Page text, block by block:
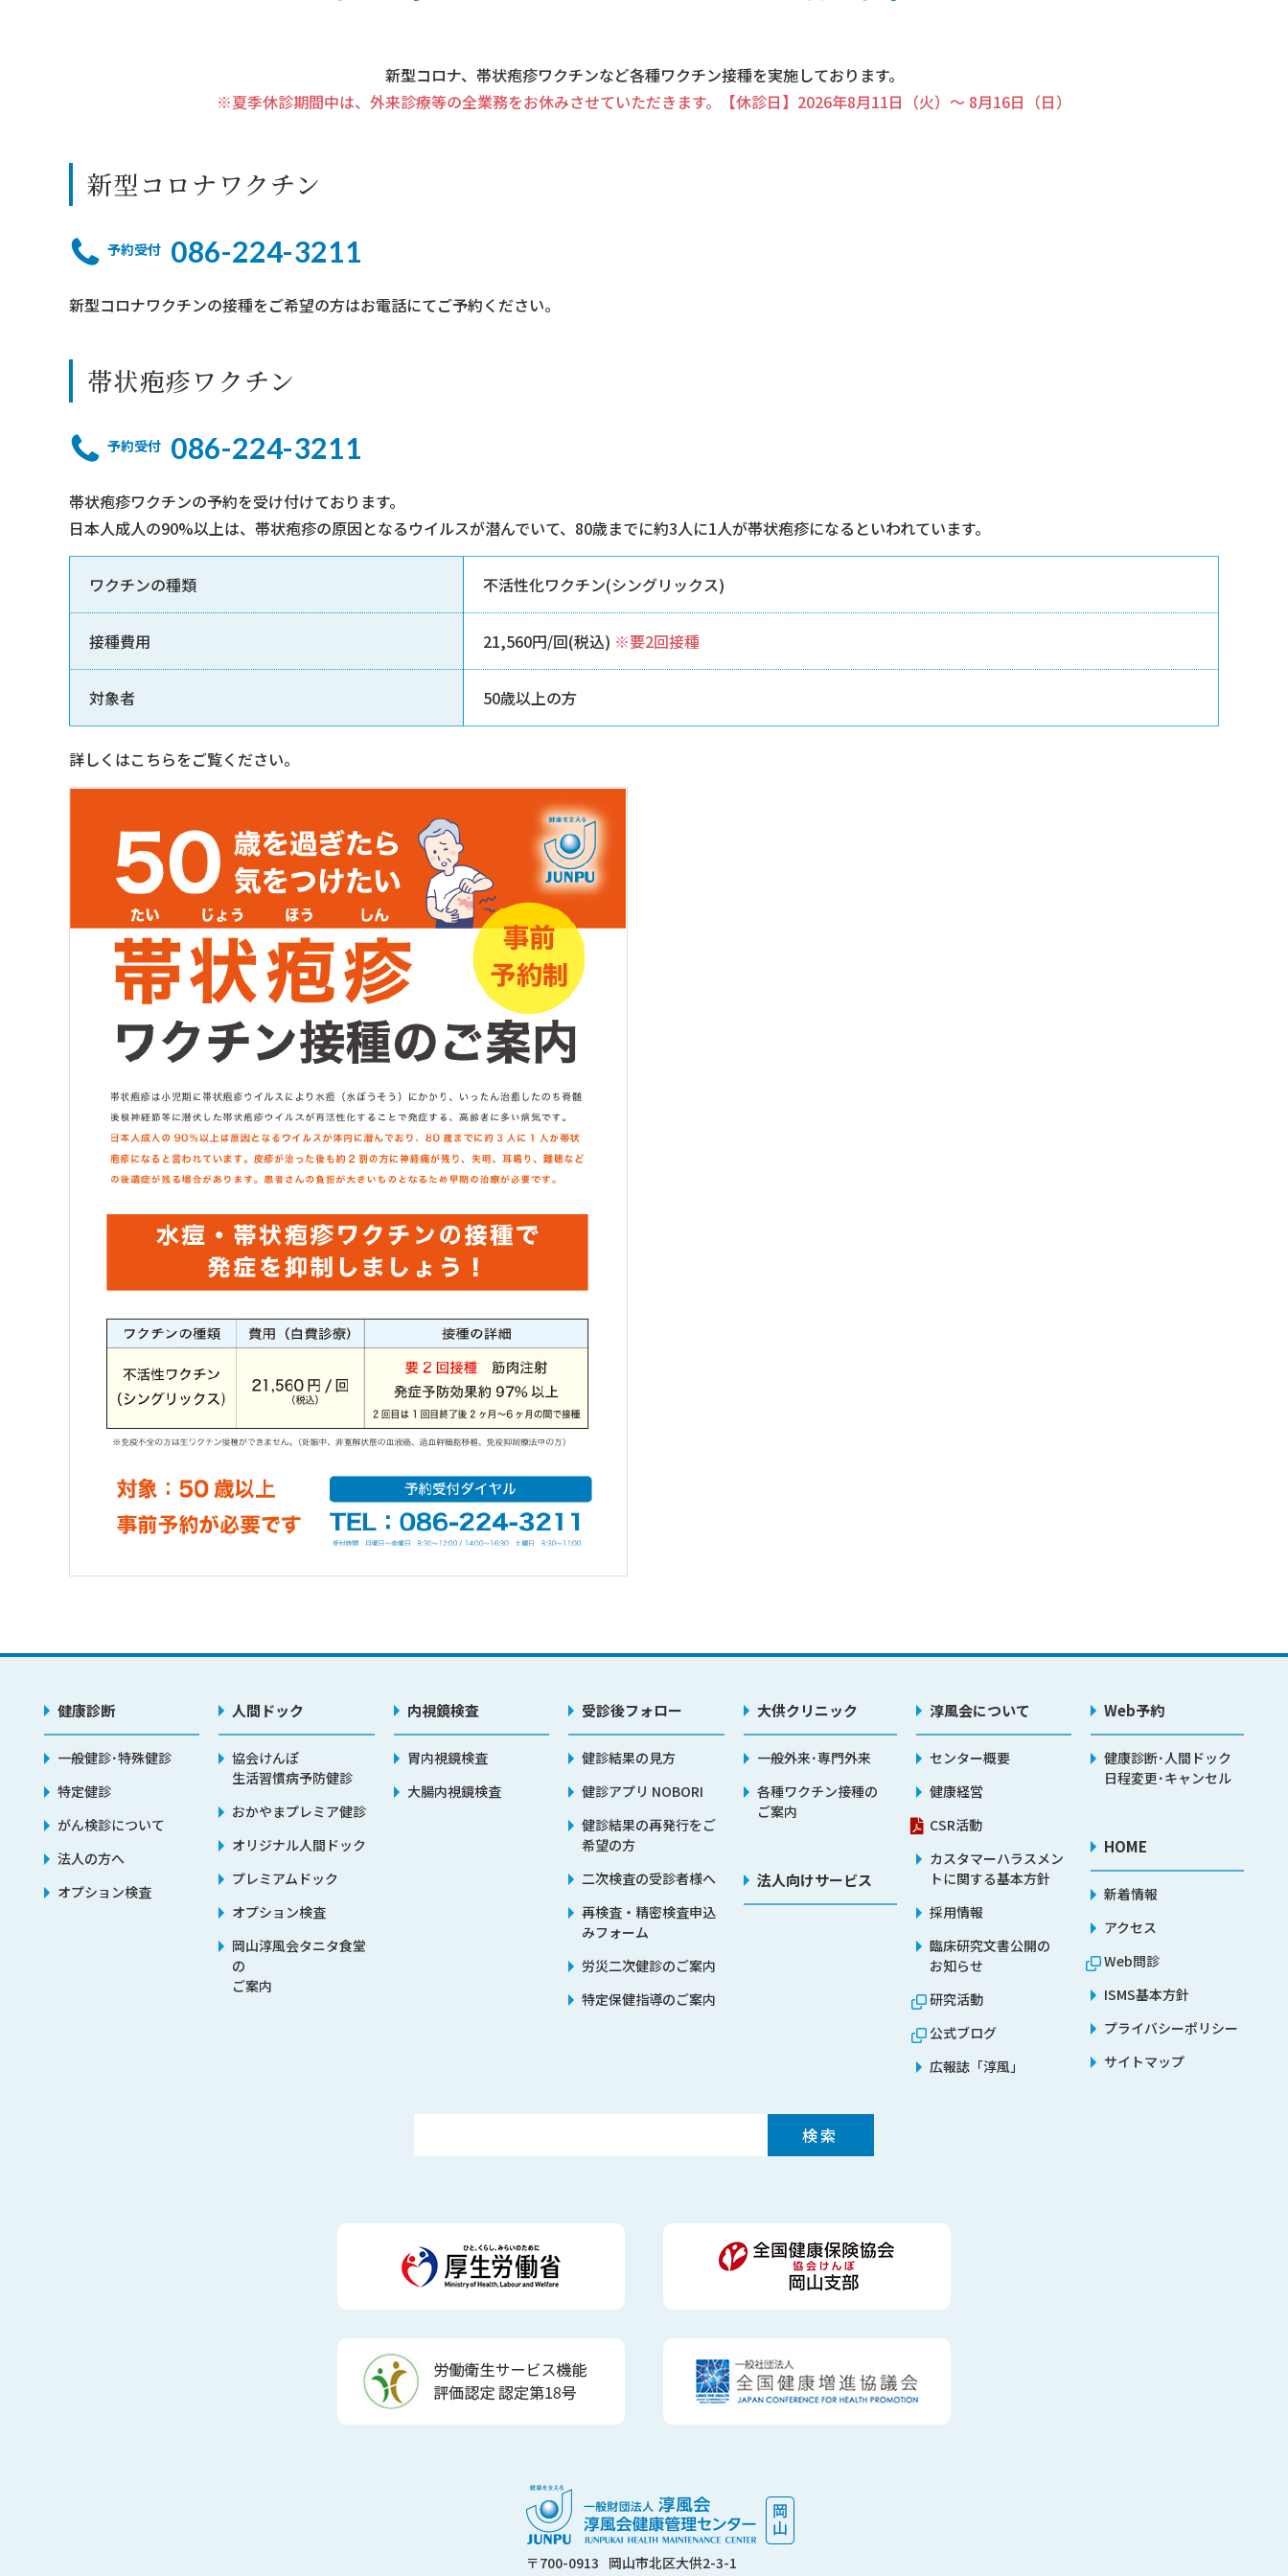
新型コロナ、帯状疱疹ワクチンなど各種ワクチン接種を実施しております。
※夏季休診期間中は、外来診療等の全業務をお休みさせていただきます。【休診日】2026年8月11日（火）～ 8月16日（日）
新型コロナワクチン
予約受付 086-224-3211
新型コロナワクチンの接種をご希望の方はお電話にてご予約ください。
帯状疱疹ワクチン
予約受付 086-224-3211
帯状疱疹ワクチンの予約を受け付けております。
日本人成人の90%以上は、帯状疱疹の原因となるウイルスが潜んでいて、80歳までに約3人に1人が帯状疱疹になるといわれています。
ワクチンの種類 不活性化ワクチン(シングリックス)
接種費用 21,560円/回(税込) ※要2回接種
対象者 50歳以上の方
詳しくはこちらをご覧ください。
健康診断
一般健診･特殊健診
特定健診
がん検診について
法人の方へ
オプション検査
人間ドック
協会けんぽ
生活習慣病予防健診
おかやまプレミア健診
オリジナル人間ドック
プレミアムドック
オプション検査
岡山淳風会タニタ食堂
の
ご案内
内視鏡検査
胃内視鏡検査
大腸内視鏡検査
受診後フォロー
健診結果の見方
健診アプリ NOBORI
健診結果の再発行をご
希望の方
二次検査の受診者様へ
再検査・精密検査申込
みフォーム
労災二次健診のご案内
特定保健指導のご案内
大供クリニック
一般外来･専門外来
各種ワクチン接種の
ご案内
法人向けサービス
淳風会について
センター概要
健康経営
CSR活動
カスタマーハラスメン
トに関する基本方針
採用情報
臨床研究文書公開の
お知らせ
研究活動
公式ブログ
広報誌「淳風」
Web予約
健康診断･人間ドック
日程変更･キャンセル
HOME
新着情報
アクセス
Web問診
ISMS基本方針
プライバシーポリシー
サイトマップ
〒700-0913 岡山市北区大供2-3-1